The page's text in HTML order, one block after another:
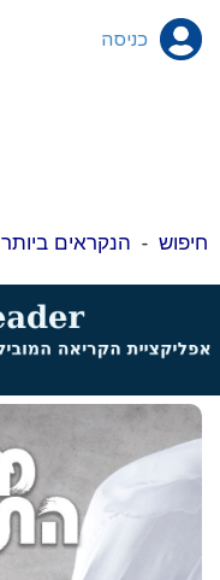
כניסה
חיפוש - הנקראים ביותר